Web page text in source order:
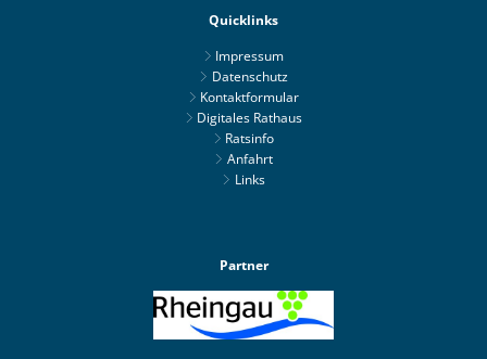
Quicklinks
Impressum
Datenschutz
Kontaktformular
Digitales Rathaus
Ratsinfo
Anfahrt
Links
Partner